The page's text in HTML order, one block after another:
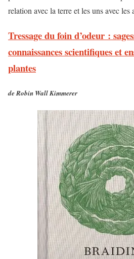
relation avec la terre et les uns avec les
Tressage du foin d’odeur :
connaissances scientifiques et
plantes
de Robin Wall Kimmerer